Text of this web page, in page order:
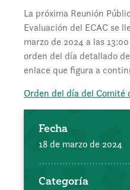
La próxima Reunión
Evaluación del ECAC se
marzo de 2024 a las
orden del día detallado
enlace que figura a
Orden del día del Comité
Fecha
18 de marzo de 2024
Categoría